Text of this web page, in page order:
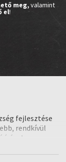
meg,valamint
el!
fejlesztése
rendkívül
írások
és
Ráadásul